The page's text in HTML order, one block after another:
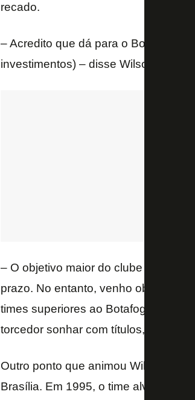
recado.
– Acredito que dá para o Botafogo
investimentos) – disse Wilson
– O objetivo maior do clube e da
prazo. No entanto, venho
times superiores ao Botafogo. A
torcedor sonhar com títulos, mas
Outro ponto que animou Wilson
Brasília. Em 1995, o time alvinegro